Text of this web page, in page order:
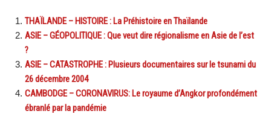
THAÏLANDE – HISTOIRE : La Préhistoire en Thaïlande
ASIE – GÉOPOLITIQUE : Que veut dire régionalisme en Asie de l’est
?
ASIE – CATASTROPHE : Plusieurs documentaires sur le tsunami du
26 décembre 2004
CAMBODGE – CORONAVIRUS: Le royaume d’Angkor profondément
ébranlé par la pandémie